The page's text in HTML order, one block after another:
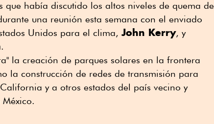
que había discutido los altos niveles de quema de
una reunión esta semana con el enviado
Unidos para el clima, John Kerry, y
la creación de parques solares en la frontera
la construcción de redes de transmisión para
y a otros estados del país vecino y